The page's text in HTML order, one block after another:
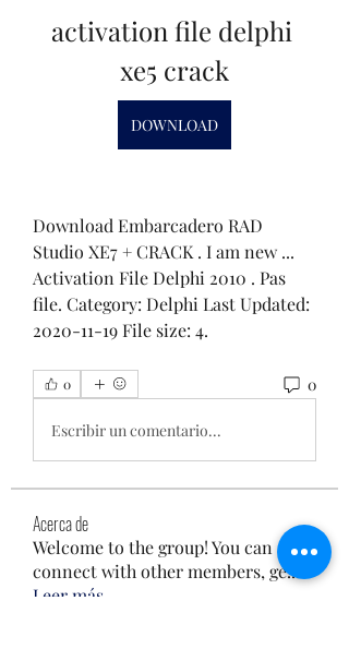
activation file delphi
xe5 crack
DOWNLOAD
Download Embarcadero RAD
Studio XE7 + CRACK . I am new ...
Activation File Delphi 2010 . Pas
file. Category: Delphi Last Updated:
2020-11-19 File size: 4.
0 0
Escribir un comentario...
Acerca de
Welcome to the group! You can
connect with other members, ge...
Leer más